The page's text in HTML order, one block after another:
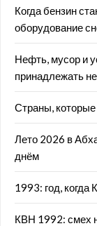
Когда бензин
оборудование
Нефть, мусор и
принадлежать
Страны, которые
Лето 2026 в
днём
1993: год, когда
КВН 1992: смех